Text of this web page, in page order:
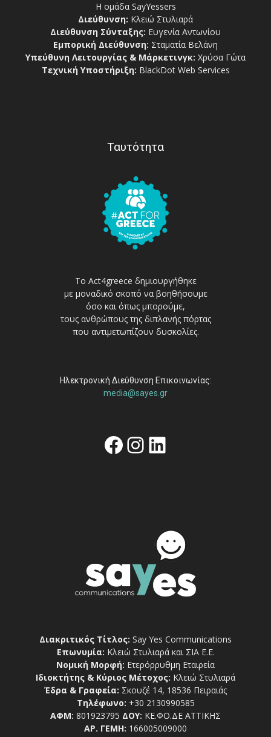
Η ομάδα SayYessers
Διεύθυνση: Κλειώ Στυλιαρά
Διεύθυνση Σύνταξης: Ευγενία Αντωνίου
Εμπορική Διεύθυνση: Σταματία Βελάνη
Υπεύθυνη Λειτουργίας & Μάρκετινγκ: Χρύσα Γώτα
Τεχνική Υποστήριξη: BlackDot Web Services
Ταυτότητα
Το Act4greece δημιουργήθηκε
με μοναδικό σκοπό να βοηθήσουμε
όσο και όπως μπορούμε,
τους ανθρώπους της διπλανής πόρτας
που αντιμετωπίζουν δυσκολίες.
Ηλεκτρονική Διεύθυνση Επικοινωνίας:
media@sayes.gr
Facebook
Instagram
Linkedin
Διακριτικός Τίτλος: Say Yes Communications
Επωνυμία: Κλειώ Στυλιαρά και ΣΙΑ Ε.Ε.
Νομική Μορφή: Ετερόρρυθμη Εταιρεία
Ιδιοκτήτης & Κύριος Μέτοχος: Κλειώ Στυλιαρά
Έδρα & Γραφεία: Σκουζέ 14, 18536 Πειραιάς
Τηλέφωνο: +30 2130990585
ΑΦΜ: 801923795 ΔΟΥ: ΚΕ.ΦΟ.ΔΕ ΑΤΤΙΚΗΣ
ΑΡ. ΓΕΜΗ: 166005009000